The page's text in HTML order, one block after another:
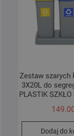
Zestaw szarych
3X20L do
PLASTIK SZKŁO
Dodaj do